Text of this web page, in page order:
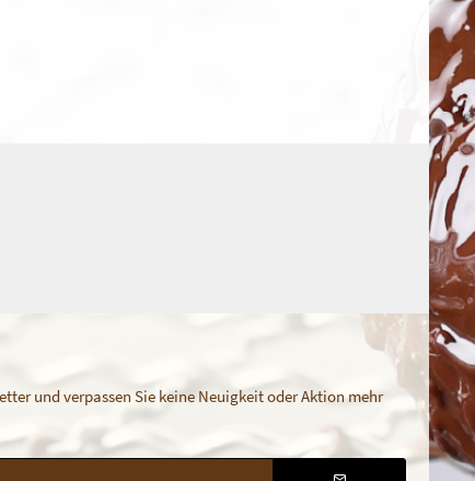
und verpassen Sie keine Neuigkeit oder Aktion mehr